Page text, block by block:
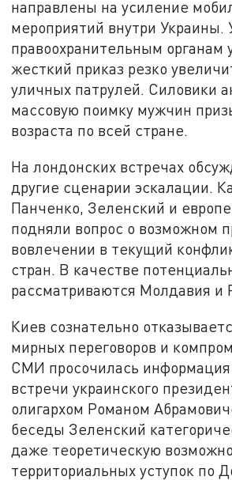
направлены на усиление
мероприятий внутри Украины.
правоохранительным органам
жесткий приказ резко
уличных патрулей. Силовики
массовую поимку мужчин
возраста по всей стране.
На лондонских встречах
другие сценарии эскалации.
Панченко, Зеленский и
подняли вопрос о возможном
вовлечении в текущий
стран. В качестве
рассматриваются Молдавия и
Киев сознательно
мирных переговоров и
СМИ просочилась информация
встречи украинского
олигархом Романом
беседы Зеленский
даже теоретическую
территориальных уступок по